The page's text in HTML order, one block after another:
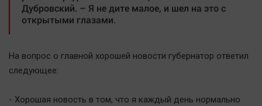
Дубровский. – Я не дите малое, и шел на это с
открытыми глазами.
На вопрос о главной хорошей новости губернатор ответил
следующее:
- Хорошая новость в том, что я каждый день нормально